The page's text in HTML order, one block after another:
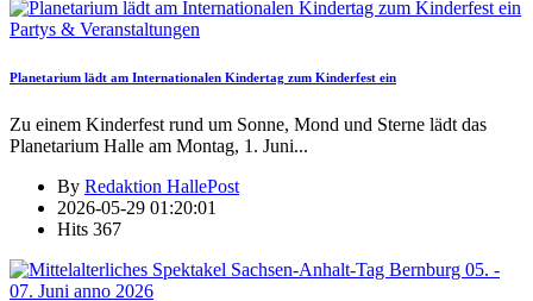
Partys & Veranstaltungen
Planetarium lädt am Internationalen Kindertag zum Kinderfest ein
Zu einem Kinderfest rund um Sonne, Mond und Sterne lädt das
Planetarium Halle am Montag, 1. Juni...
By Redaktion HallePost
2026-05-29 01:20:01
Hits 367